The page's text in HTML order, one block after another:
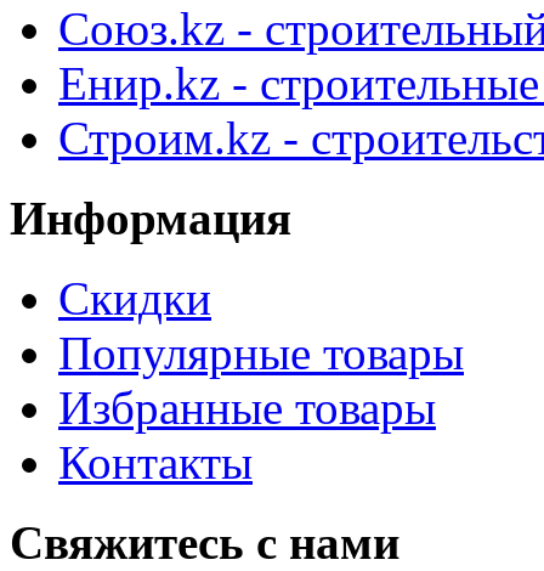
Союз.kz -
Енир.kz -
Строим.kz -
Информация
Скидки
Популярные товары
Избранные товары
Контакты
Свяжитесь с нами